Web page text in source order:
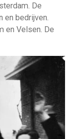
De
en bedrijven.
en Velsen. De